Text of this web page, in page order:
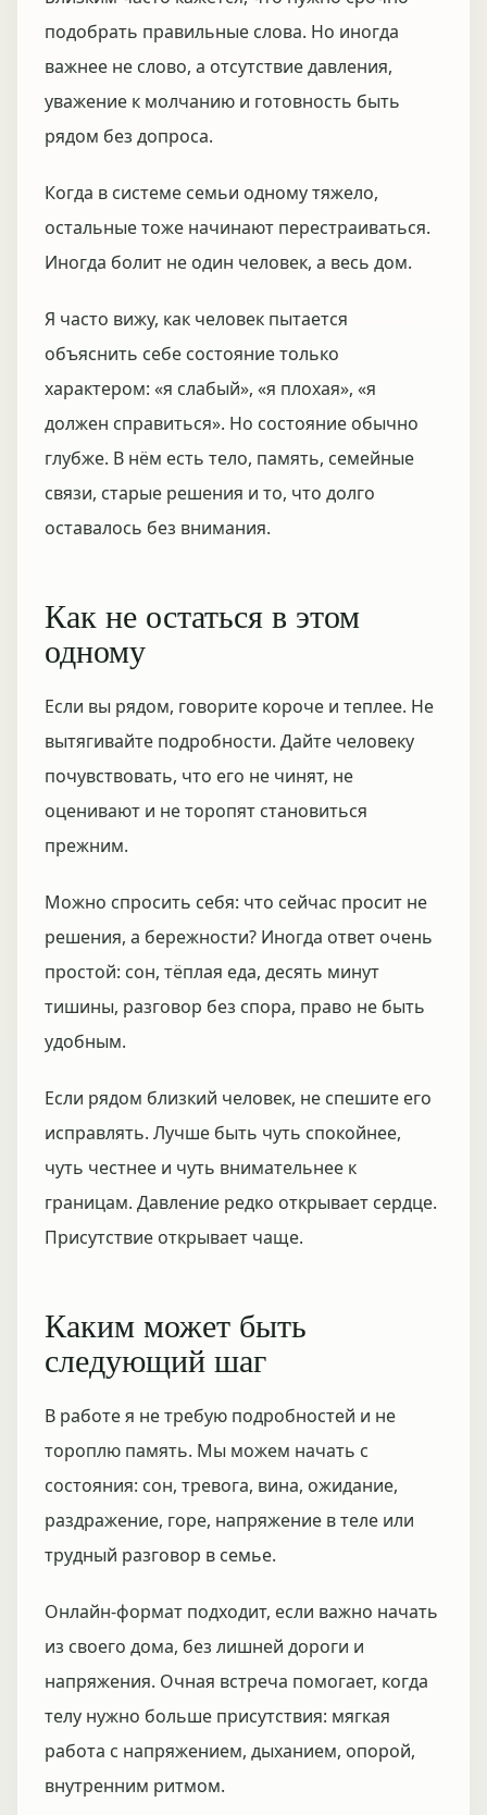
подобрать правильные слова. Но иногда
важнее не слово, а отсутствие давления,
уважение к молчанию и готовность быть
рядом без допроса.
Когда в системе семьи одному тяжело,
остальные тоже начинают перестраиваться.
Иногда болит не один человек, а весь дом.
Я часто вижу, как человек пытается
объяснить себе состояние только
характером: «я слабый», «я плохая», «я
должен справиться». Но состояние обычно
глубже. В нём есть тело, память, семейные
связи, старые решения и то, что долго
оставалось без внимания.
Как не остаться в этом
одному
Если вы рядом, говорите короче и теплее. Не
вытягивайте подробности. Дайте человеку
почувствовать, что его не чинят, не
оценивают и не торопят становиться
прежним.
Можно спросить себя: что сейчас просит не
решения, а бережности? Иногда ответ очень
простой: сон, тёплая еда, десять минут
тишины, разговор без спора, право не быть
удобным.
Если рядом близкий человек, не спешите его
исправлять. Лучше быть чуть спокойнее,
чуть честнее и чуть внимательнее к
границам. Давление редко открывает сердце.
Присутствие открывает чаще.
Каким может быть
следующий шаг
В работе я не требую подробностей и не
тороплю память. Мы можем начать с
состояния: сон, тревога, вина, ожидание,
раздражение, горе, напряжение в теле или
трудный разговор в семье.
Онлайн-формат подходит, если важно начать
из своего дома, без лишней дороги и
напряжения. Очная встреча помогает, когда
телу нужно больше присутствия: мягкая
работа с напряжением, дыханием, опорой,
внутренним ритмом.